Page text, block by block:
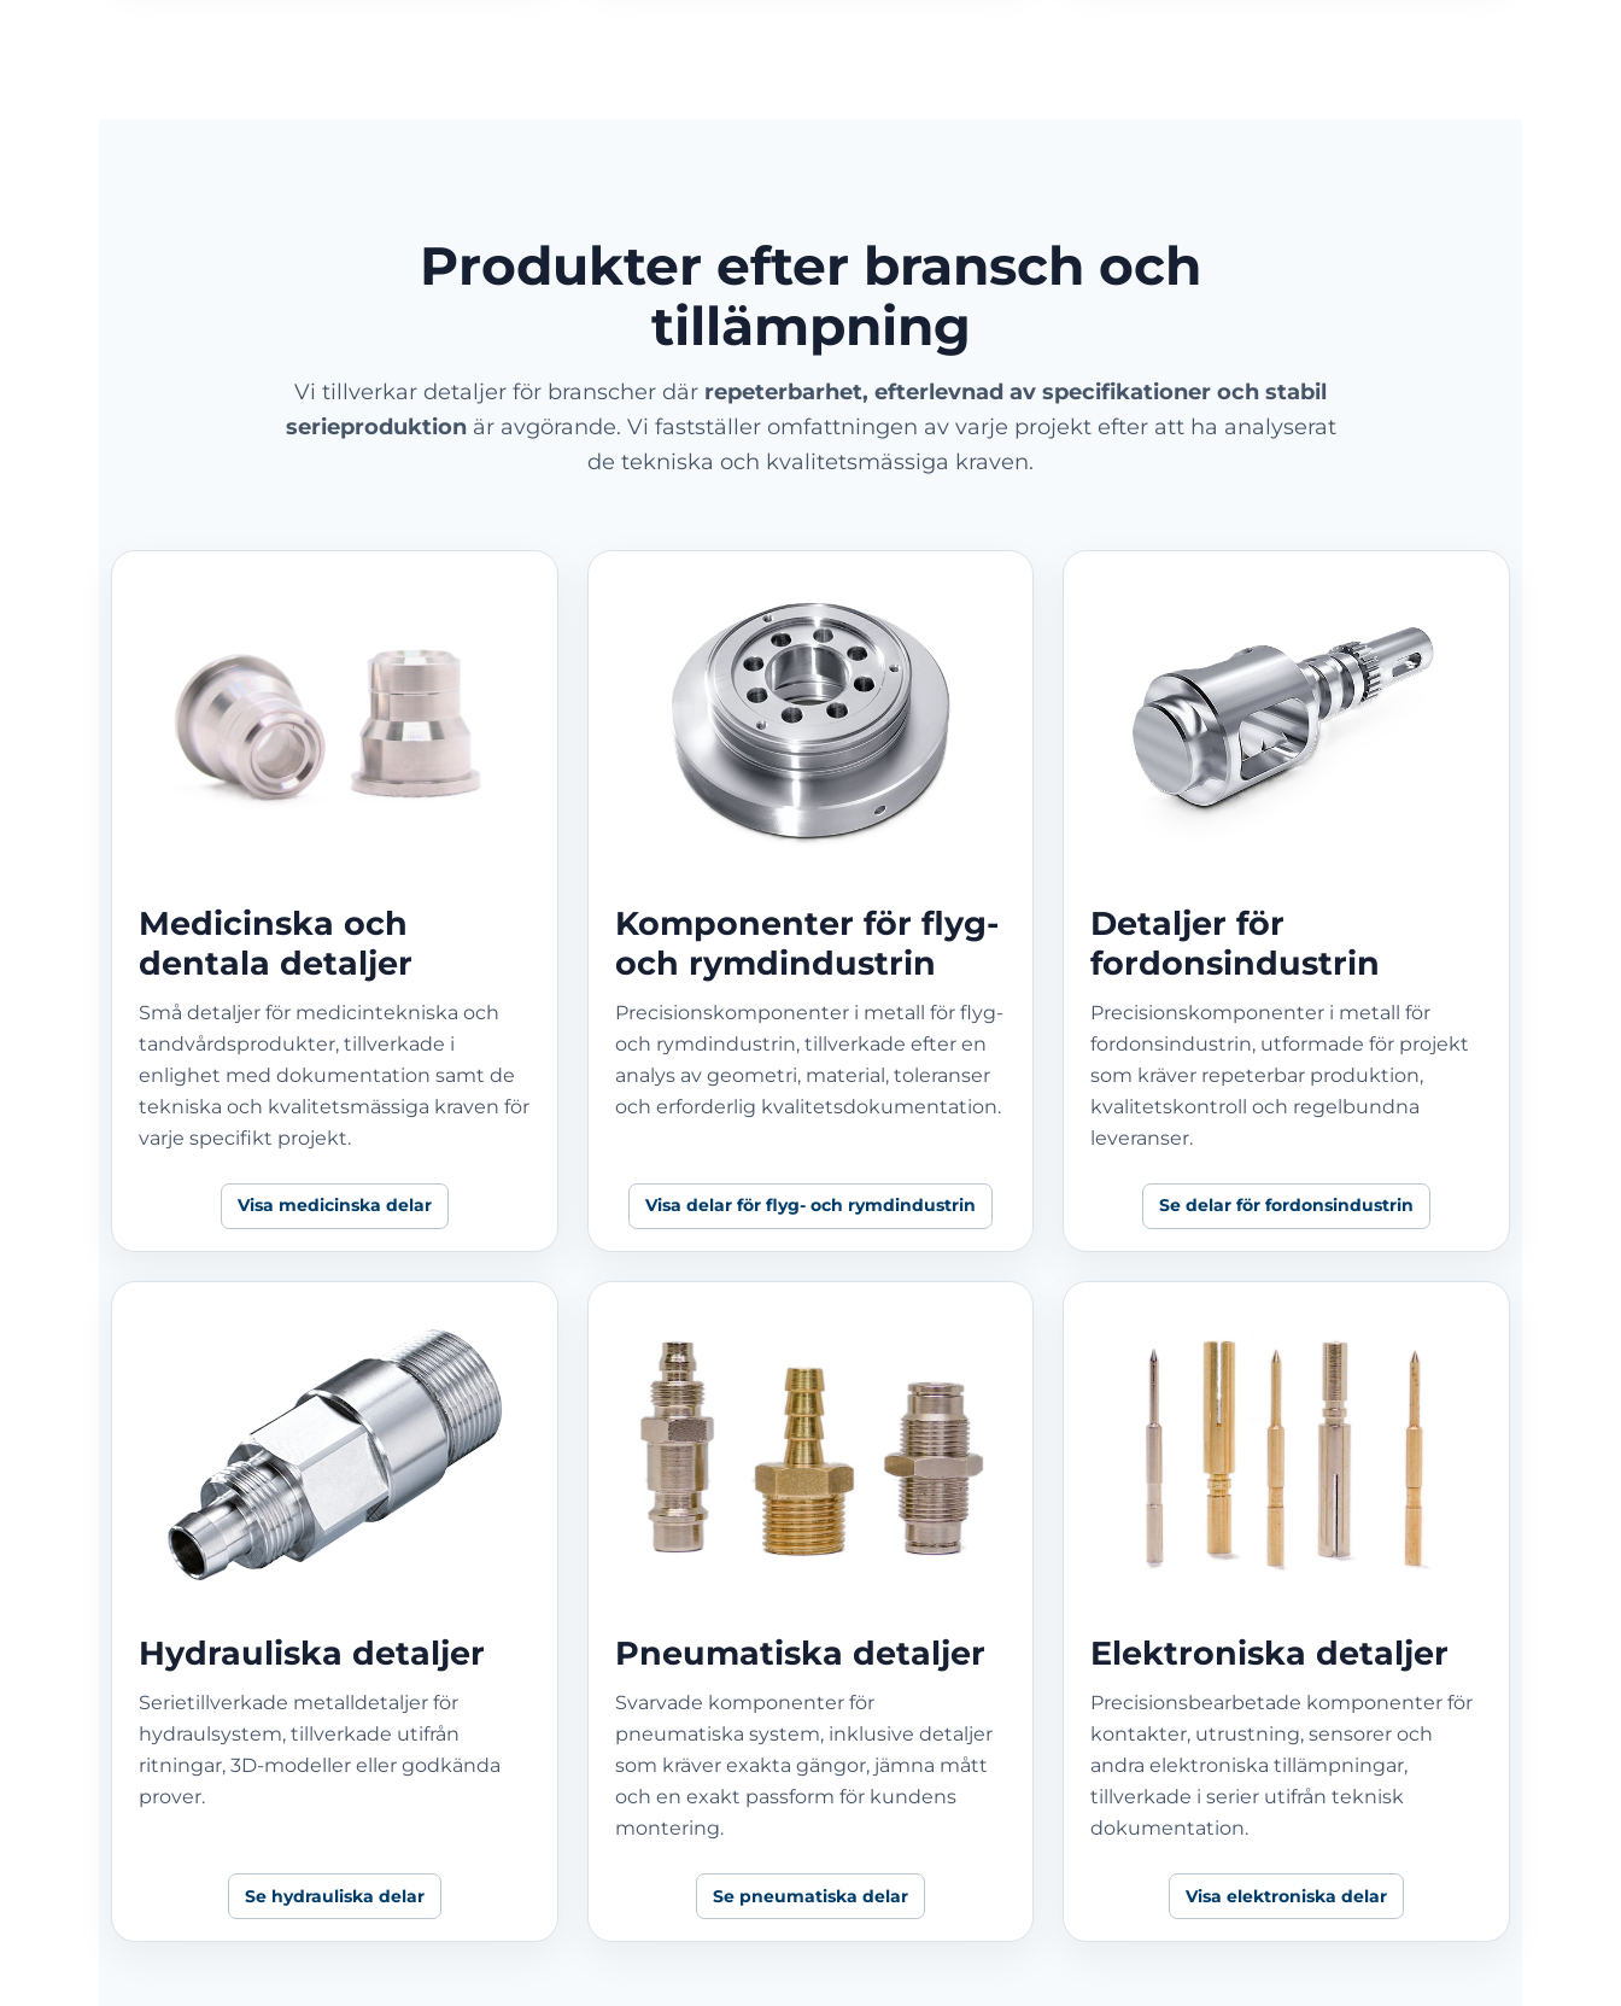
Produkter efter bransch och
tillämpning
Vi tillverkar detaljer för branscher där repeterbarhet, efterlevnad av specifikationer och stabil
serieproduktionär avgörande. Vi fastställer omfattningen av varje projekt efter att ha analyserat
de tekniska och kvalitetsmässiga kraven.
Medicinska och
dentala detaljer
Små detaljer för medicintekniska och
tandvårdsprodukter, tillverkade i
enlighet med dokumentation samt de
tekniska och kvalitetsmässiga kraven för
varje specifikt projekt.
Visa medicinska delar
Komponenter för flyg-
och rymdindustrin
Precisionskomponenter i metall för flyg-
och rymdindustrin, tillverkade efter en
analys av geometri, material, toleranser
och erforderlig kvalitetsdokumentation.
Visa delar för flyg- och rymdindustrin
Detaljer för
fordonsindustrin
Precisionskomponenter i metall för
fordonsindustrin, utformade för projekt
som kräver repeterbar produktion,
kvalitetskontroll och regelbundna
leveranser.
Se delar för fordonsindustrin
Hydrauliska detaljer
Serietillverkade metalldetaljer för
hydraulsystem, tillverkade utifrån
ritningar, 3D-modeller eller godkända
prover.
Se hydrauliska delar
Pneumatiska detaljer
Svarvade komponenter för
pneumatiska system, inklusive detaljer
som kräver exakta gängor, jämna mått
och en exakt passform för kundens
montering.
Se pneumatiska delar
Elektroniska detaljer
Precisionsbearbetade komponenter för
kontakter, utrustning, sensorer och
andra elektroniska tillämpningar,
tillverkade i serier utifrån teknisk
dokumentation.
Visa elektroniska delar